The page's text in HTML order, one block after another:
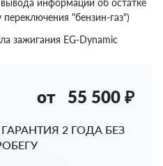
информации об остатке
переключения "бензин-газ")
зажигания EG-Dynamic
ГАРАНТИЯ 2 ГОДА БЕЗ
от 55 500 ₽